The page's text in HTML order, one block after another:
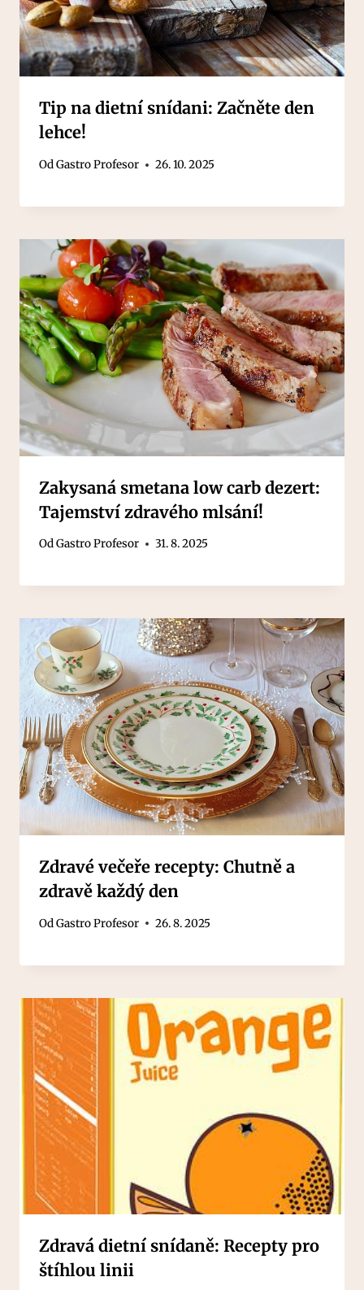
Tip na dietní snídani: Začněte den
lehce!
OdGastro Profesor 26. 10. 2025
Zakysaná smetana low carb dezert:
Tajemství zdravého mlsání!
OdGastro Profesor 31. 8. 2025
Zdravé večeře recepty: Chutně a
zdravě každý den
OdGastro Profesor 26. 8. 2025
Zdravá dietní snídaně: Recepty pro
štíhlou linii